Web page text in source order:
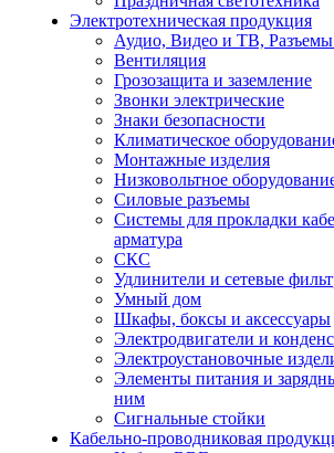
Электротехническая продукция
Аудио, Видео и ТВ,
Вентиляция
Грозозащита и заземление
Звонки электрические
Знаки безопасности
Климатическое
Монтажные изделия
Низковольтное
Силовые разъемы
Системы для прокладки
арматура
СКС
Удлинители и сетевые
Умный дом
Шкафы, боксы и аксессуары
Электродвигатели и
Электроустановочные
Элементы питания и
ним
Сигнальные стойки
Кабельно-проводниковая